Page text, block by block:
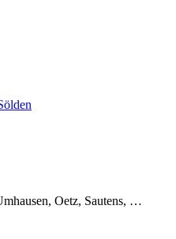
Oetz, Sautens, …